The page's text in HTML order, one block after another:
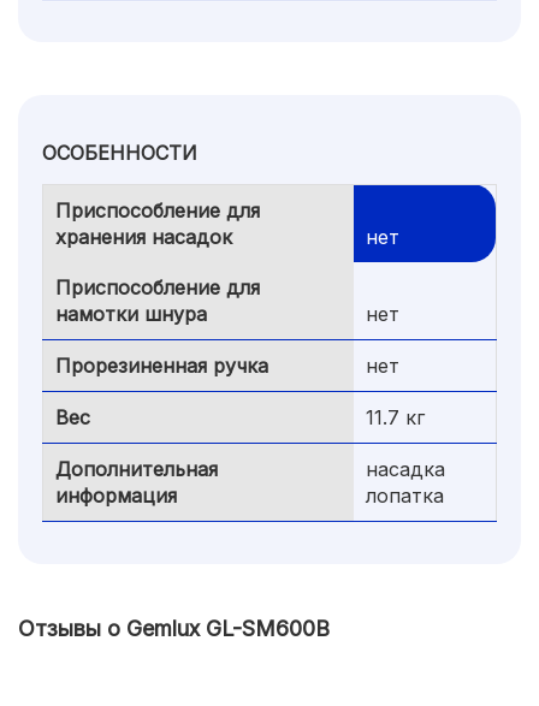
ОСОБЕННОСТИ
Приспособление для
хранения насадок
нет
Приспособление для
намотки шнура
нет
Прорезиненная ручка нет
Вес 11.7 кг
Дополнительная
информация
насадка
лопатка
Отзывы о Gemlux GL-SM600B